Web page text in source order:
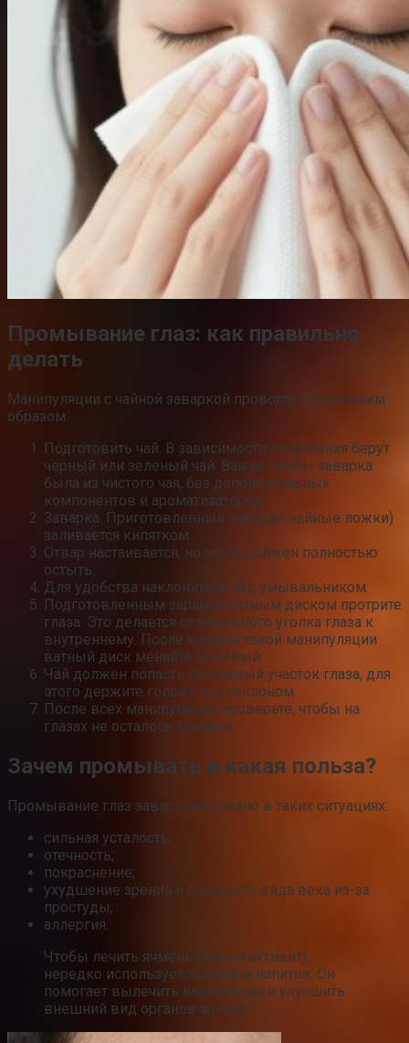
Промывание глаз: как правильно
делать
Манипуляции с чайной заваркой проводят следующим
образом:
Подготовить чай. В зависимости от желания берут
черный или зеленый чай. Важно, чтобы заварка
была из чистого чая, без дополнительных
компонентов и ароматизаторов.
Заварка. Приготовленный чай (две чайные ложки)
заливается кипятком.
Отвар настаивается, но он не должен полностью
остыть.
Для удобства наклонитесь над умывальником.
Подготовленным заранее ватным диском протрите
глаза. Это делается от наружного уголка глаза к
внутреннему. После каждой такой манипуляции
ватный диск меняйте на новый.
Чай должен попасть на каждый участок глаза, для
этого держите голову под наклоном.
После всех манипуляций проверьте, чтобы на
глазах не осталось заварки.
Зачем промывать и какая польза?
Промывание глаз заваркой полезно в таких ситуациях:
сильная усталость;
отечность;
покраснение;
ухудшение зрения и внешнего вида века из-за
простуды;
аллергия.
Чтобы лечить ячмень (конъюнктивит),
нередко используется чайный напиток. Он
помогает вылечить воспаление и улучшить
внешний вид органов зрения.